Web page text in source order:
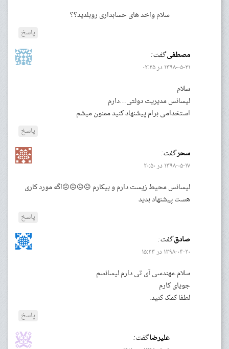
سلام واخد های حسابداری رو‌بلدید؟؟
پاسخ
مصطفیگفت:
۱۳۹۸-۰۵-۲۱ در ۰۲:۲۵
سلام
لیسانس مدیریت دولتی…دارم
استخدامی برام پیشنهاد کنید ممنون میشم
پاسخ
سحرگفت:
۱۳۹۸-۰۵-۱۷ در ۲۰:۵۰
لیسانس محیط زیست دارم و بیکارم ☹☹☹☹اگه مورد کاری
هست پیشنهاد بدید
پاسخ
صادقگفت:
۱۳۹۸-۰۴-۲۰ در ۱۵:۲۳
سلام.مهندسی آی تی دارم لیسانسم
جویای کارم
لطفا کمک کنید.
پاسخ
علیرضاگفت: